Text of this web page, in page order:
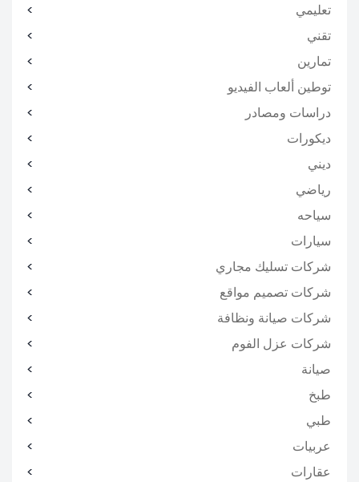
تعليمي
تقني
تمارين
توطين ألعاب الفيديو
دراسات ومصادر
ديكورات
ديني
رياضي
سياحه
سيارات
شركات تسليك مجاري
شركات تصميم مواقع
شركات صيانة ونظافة
شركات عزل الفوم
صيانة
طبخ
طبي
عربيات
عقارات